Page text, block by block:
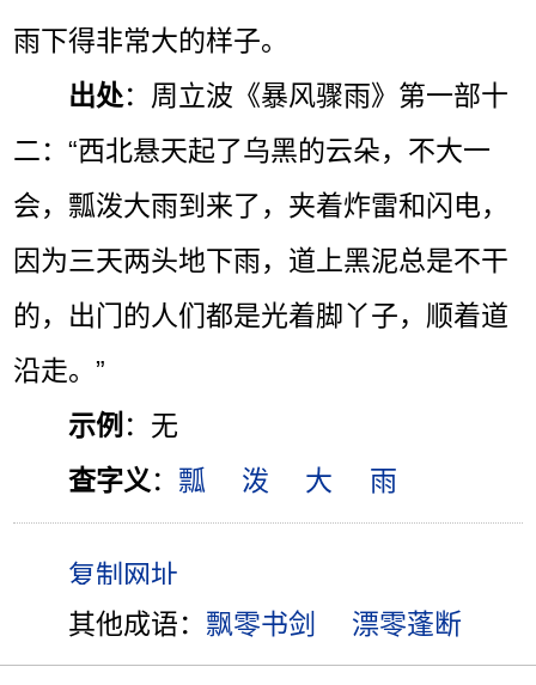
雨下得非常大的样子。
出处：周立波《暴风骤雨》第一部十
二：“西北悬天起了乌黑的云朵，不大一
会，瓢泼大雨到来了，夹着炸雷和闪电，
因为三天两头地下雨，道上黑泥总是不干
的，出门的人们都是光着脚丫子，顺着道
沿走。”
示例 ：无
查字义 ： 瓢 泼 大 雨
其他成语： 飘零书剑 漂零蓬断